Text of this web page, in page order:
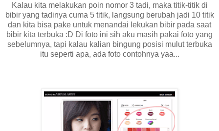
Kalau kita melakukan poin nomor 3 tadi, maka titik-titik di
bibir yang tadinya cuma 5 titik, langsung berubah jadi 10 titik
dan kita bisa pake untuk menandai lekukan bibir pada saat
bibir kita terbuka :D Di foto ini sih aku masih pakai foto yang
sebelumnya, tapi kalau kalian bingung posisi mulut terbuka
itu seperti apa, ada foto contohnya yaa...